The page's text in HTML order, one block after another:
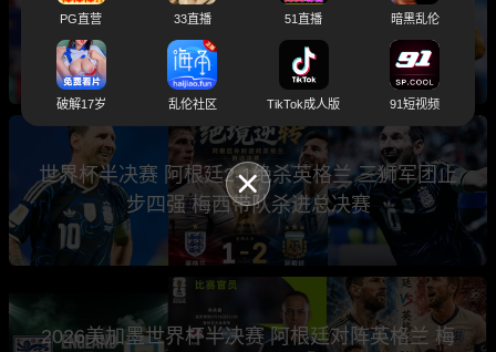
2026世界杯总决赛前瞻分析 卫冕冠军阿根廷与
西班牙将上演巅峰之战
世界杯半决赛 阿根廷2-1绝杀英格兰 三狮军团止
步四强 梅西带队杀进总决赛
2026美加墨世界杯半决赛 阿根廷对阵英格兰 梅
PG直营 33直播 51直播 暗黑乱伦
破解17岁 乱伦社区 TikTok成人版 91短视频